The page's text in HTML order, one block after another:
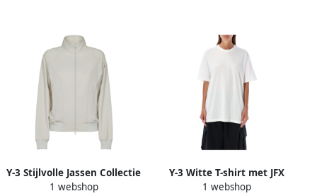
Y-3 Stijlvolle Jassen Collectie
White Dames
1 webshop
Y-3 Witte T-shirt met JFX
Print White Dames
1 webshop